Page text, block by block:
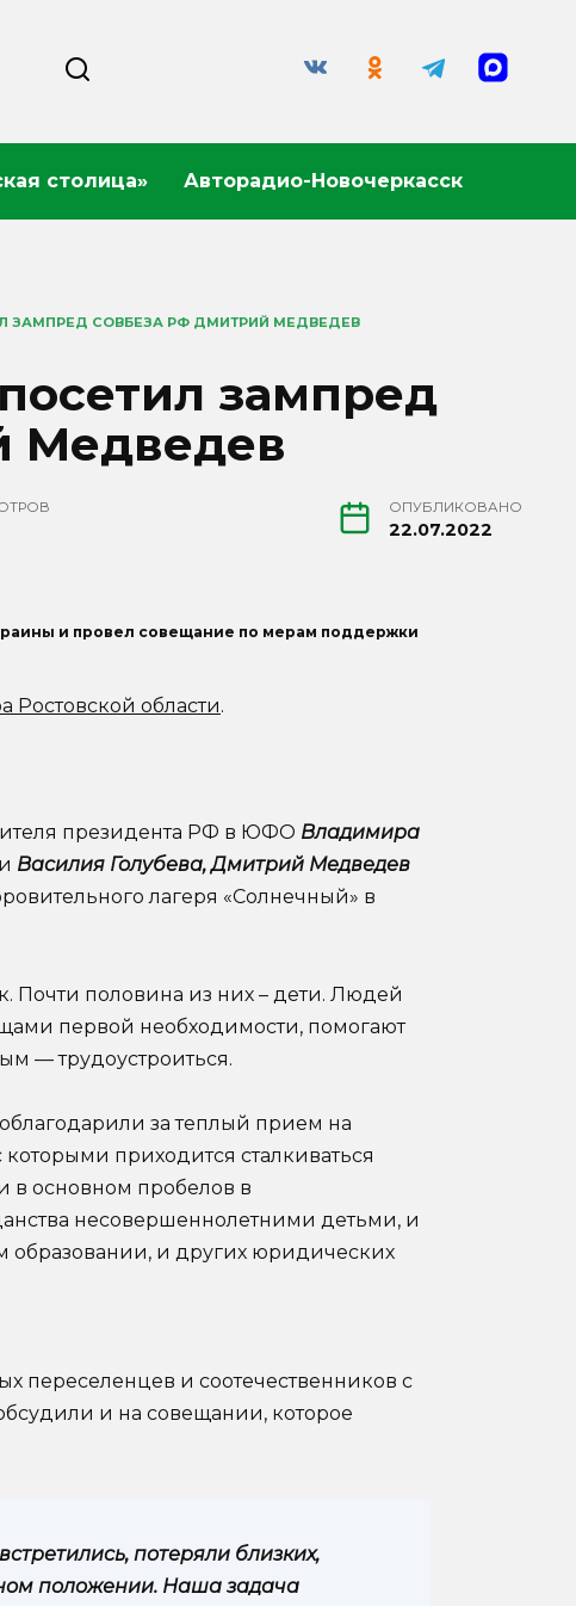
столица» Авторадио-Новочеркасск
ЗАМПРЕД СОВБЕЗА РФ ДМИТРИЙ МЕДВЕДЕВ
зампред
Медведев
ОПУБЛИКОВАНО
22.07.2022
и провел совещание по мерам поддержки
Ростовской области.
президента РФ в ЮФО Владимира
Василия Голубева, Дмитрий Медведев
лагеря «Солнечный» в
Почти половина из них – дети. Людей
первой необходимости, помогают
— трудоустроиться.
за теплый прием на
приходится сталкиваться
в основном пробелов в
несовершеннолетними детьми, и
образовании, и других юридических
и соотечественников с
и на совещании, которое
потеряли близких,
положении. Наша задача